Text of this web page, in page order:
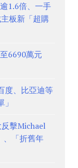
1.6倍、一手
板新「超購
6690萬元
度、比亞迪等
擊Michael
、「折舊年